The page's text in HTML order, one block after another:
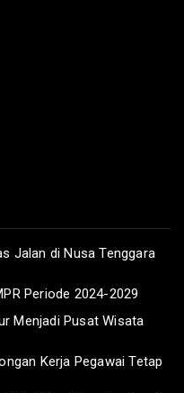
Kekuatan
Jalan di Nusa Tenggara
Periode 2024-2029
Menjadi Pusat Wisata
Kerja Pegawai Tetap